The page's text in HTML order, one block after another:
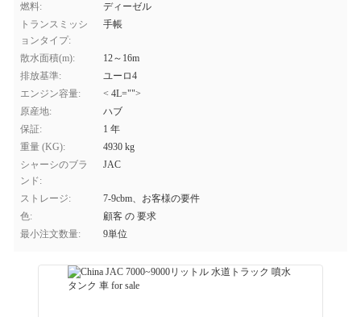
燃料:
ディーゼル
トランスミッシ
ョンタイプ:
手帳
散水面積(m):
12～16m
排放基準:
ユーロ4
エンジン容量:
< 4L="">
原産地:
ハブ
保証:
1 年
重量 (KG):
4930 kg
シャーシのブラ
ンド:
JAC
ストレージ:
7-9cbm、お客様の要件
色:
顧客 の 要求
最小注文数量:
9単位